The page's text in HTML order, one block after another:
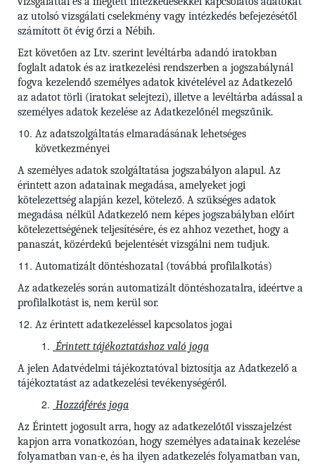
az utolsó vizsgálati cselekmény vagy intézkedés befejezésétől
számított öt évig őrzi a Nébih.
Ezt követően az Ltv. szerint levéltárba adandó iratokban
foglalt adatok és az iratkezelési rendszerben a jogszabálynál
fogva kezelendő személyes adatok kivételével az Adatkezelő
az adatot törli (iratokat selejtezi), illetve a levéltárba adással a
személyes adatok kezelése az Adatkezelőnél megszűnik.
Az adatszolgáltatás elmaradásának lehetséges
következményei
A személyes adatok szolgáltatása jogszabályon alapul. Az
érintett azon adatainak megadása, amelyeket jogi
kötelezettség alapján kezel, kötelező. A szükséges adatok
megadása nélkül Adatkezelő nem képes jogszabályban előírt
kötelezettségének teljesítésére, és ez ahhoz vezethet, hogy a
panaszát, közérdekű bejelentését vizsgálni nem tudjuk.
Automatizált döntéshozatal (továbbá profilalkotás)
Az adatkezelés során automatizált döntéshozatalra, ideértve a
profilalkotást is, nem kerül sor.
Az érintett adatkezeléssel kapcsolatos jogai
Érintett tájékoztatáshoz való joga
A jelen Adatvédelmi tájékoztatóval biztosítja az Adatkezelő a
tájékoztatást az adatkezelési tevékenységéről.
Hozzáférés joga
Az Érintett jogosult arra, hogy az adatkezelőtől visszajelzést
kapjon arra vonatkozóan, hogy személyes adatainak kezelése
folyamatban van-e, és ha ilyen adatkezelés folyamatban van,